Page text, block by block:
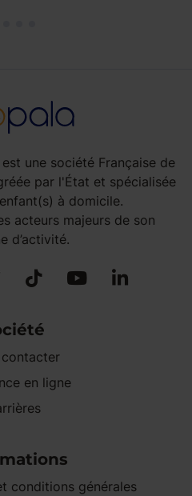
une société Française de
par l'État et spécialisée
à domicile.
acteurs majeurs de son
d’activité.
en ligne
conditions générales